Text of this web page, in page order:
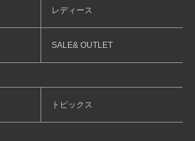
レディース
SALE& OUTLET
トピックス